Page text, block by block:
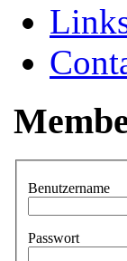
Benutzername
Passwort